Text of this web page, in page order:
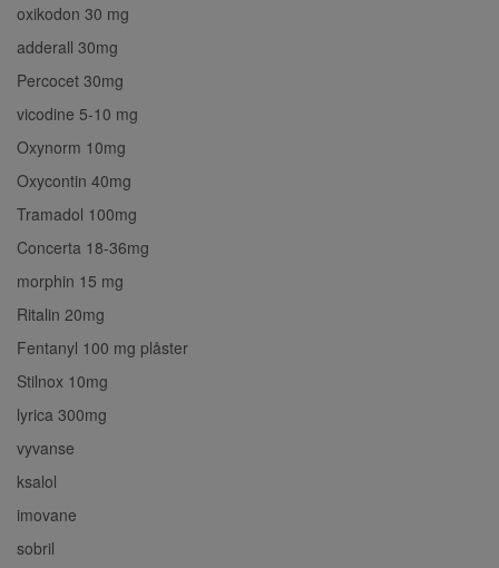
oxikodon 30 mg
adderall 30mg
Percocet 30mg
vicodine 5-10 mg
Oxynorm 10mg
Oxycontin 40mg
Tramadol 100mg
Concerta 18-36mg
morphin 15 mg
Ritalin 20mg
Fentanyl 100 mg plåster
Stilnox 10mg
lyrica 300mg
vyvanse
ksalol
imovane
sobril